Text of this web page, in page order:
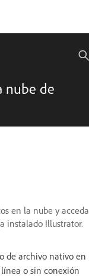
nube de
en la nube y acceda
instalado Illustrator.
de archivo nativo en
o sin conexión